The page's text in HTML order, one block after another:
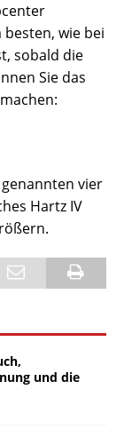
besten, wie bei
sobald die
Sie das
vier
Hartz IV
und die